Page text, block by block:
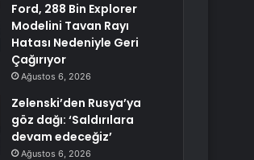
Ford, 288 Bin Explorer
Modelini Tavan Rayı
Hatası Nedeniyle Geri
Çağırıyor
Ağustos 6, 2026
Zelenski’den Rusya’ya
göz dağı: ‘Saldırılara
devam edeceğiz’
Ağustos 6, 2026